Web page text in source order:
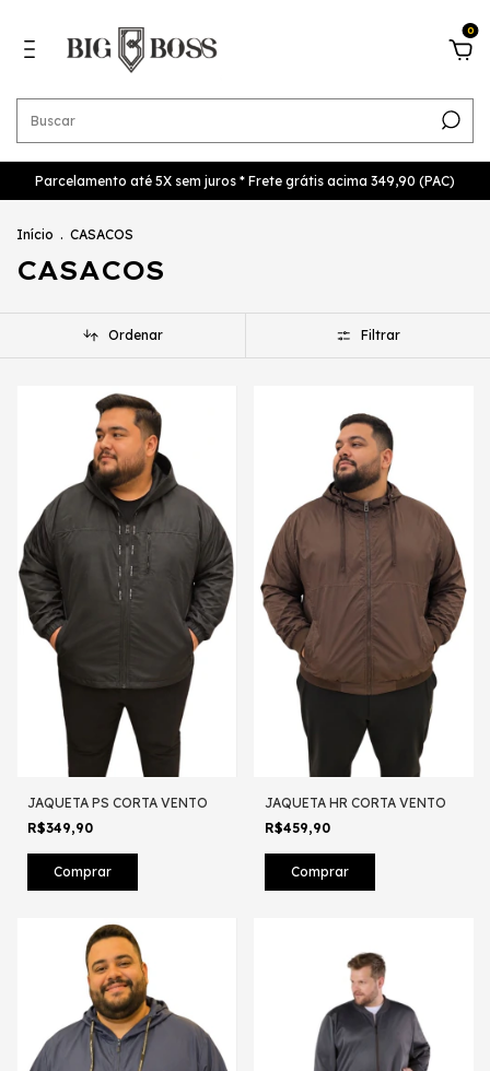
0
Parcelamento até 5X sem juros * Frete grátis acima 349,90 (PAC)
Início . CASACOS
CASACOS
Ordenar Filtrar
JAQUETA PS CORTA VENTO
R$349,90
Comprar
JAQUETA HR CORTA VENTO
R$459,90
Comprar